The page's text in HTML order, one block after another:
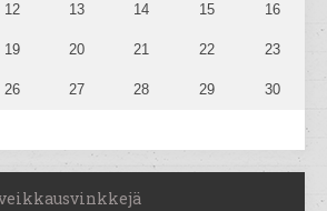
12 13 14 15 16
19 20 21 22 23
26 27 28 29 30